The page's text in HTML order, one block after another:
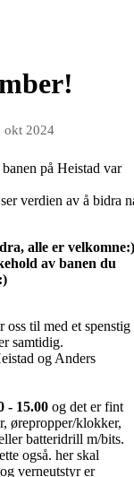
okt 2024
på Heistad var
verdien av å bidra
alle er velkomne:)
av banen du
oss til med et spenstig
samtidig.
og Anders
- 15.00 og det er fint
ørepropper/klokker,
batteridrill m/bits.
også. her skal
verneutstyr er